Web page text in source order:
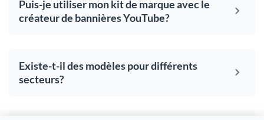
Puis-je utiliser mon kit de marque avec le
créateur de bannières YouTube?
Existe-t-il des modèles pour différents
secteurs?